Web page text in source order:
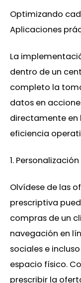
Optimizando
Aplicaciones
La
dentro de un
completo la
datos en
directamente en
eficiencia
1.
Olvídese de las
prescriptiva
compras de un
navegación en
sociales e
espacio físico.
prescribir la